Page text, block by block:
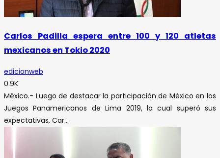
Carlos Padilla espera entre 100 y 120 atletas
mexicanos en Tokio 2020
edicionweb
0.9K
México.- Luego de destacar la participación de México en los
Juegos Panamericanos de Lima 2019, la cual superó sus
expectativas, Car...